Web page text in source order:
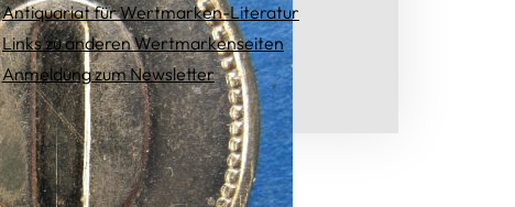
Antiquariat für Wertmarken-Literatur
Links zu anderen Wertmarkenseiten
Anmeldung zum Newsletter